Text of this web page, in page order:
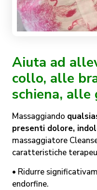
Aiuta ad
collo, alle
schiena, alle
Massaggiando
presenti dolore,
massaggiatore
caratteristiche
• Ridurre
endorfine.